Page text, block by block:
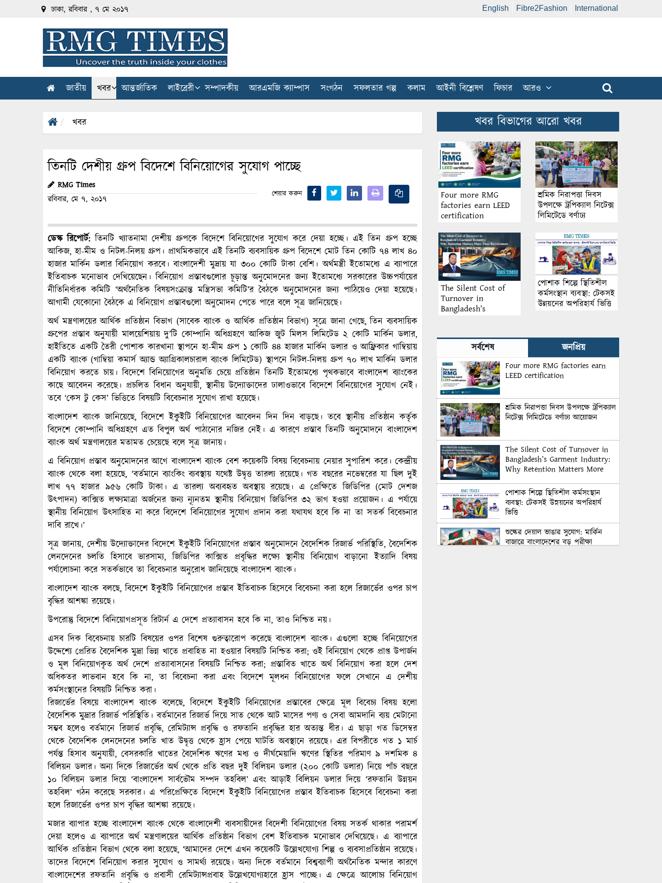
ঢাকা, রবিবার , ৭ মে ২০১৭ English Fibre2Fashion International
জাতীয় খবর আন্তর্জাতিক লাইব্রেরী সম্পাদকীয় আরএমজি ক্যাম্পাস সংগঠন সফলতার গল্প কলাম আইনী বিশ্লেষণ ফিচার আরও
খবর
তিনটি দেশীয় গ্রুপ বিদেশে বিনিয়োগের সুযোগ পাচ্ছে
RMG Times
রবিবার, মে ৭, ২০১৭
শেয়ার করুন
ডেস্ক রিপোর্ট: তিনটি খ্যাতনামা দেশীয় গ্রুপকে বিদেশে বিনিয়োগের সুযোগ করে দেয়া হচ্ছে। এই তিন গ্রুপ হচ্ছে
আকিজ, হা-মীম ও নিটল-নিলয় গ্রুপ। প্রাথমিকভাবে এই তিনটি ব্যবসায়িক গ্রুপ বিদেশে মোট তিন কোটি ৭৪ লাখ ৪০
হাজার মার্কিন ডলার বিনিয়োগ করবে। বাংলাদেশী মুদ্রায় যা ৩০০ কোটি টাকা বেশি। অর্থমন্ত্রী ইতোমধ্যে এ ব্যাপারে
ইতিবাচক মনোভাব দেখিয়েছেন। বিনিয়োগ প্রস্তাবগুলোর চূড়ান্ত অনুমোদনের জন্য ইতোমধ্যে সরকারের উচ্চপর্যায়ের
নীতিনির্ধারক কমিটি ‘অর্থনৈতিক বিষয়সংক্রান্ত মন্ত্রিসভা কমিটি’র বৈঠকে অনুমোদনের জন্য পাঠিয়েও দেয়া হয়েছে।
আগামী যেকোনো বৈঠকে এ বিনিয়োগ প্রস্তাবগুলো অনুমোদন পেতে পারে বলে সূত্র জানিয়েছে।
অর্থ মন্ত্রণালয়ের আর্থিক প্রতিষ্ঠান বিভাগ (সাবেক ব্যাংক ও আর্থিক প্রতিষ্ঠান বিভাগ) সূত্রে জানা গেছে, তিন ব্যবসায়িক
গ্রুপের প্রস্তাব অনুযায়ী মালয়েশিয়ায় দু’টি কোম্পানি অধিগ্রহণে আকিজ জুট মিলস লিমিটেড ২ কোটি মার্কিন ডলার,
হাইতিতে একটি তৈরী পোশাক কারখানা স্থাপনে হা-মীম গ্রুপ ১ কোটি ৪৪ হাজার মার্কিন ডলার ও আফ্রিকার গাম্বিয়ায়
একটি ব্যাংক (গাম্বিয়া কমার্স অ্যান্ড অ্যাগ্রিকালচারাল ব্যাংক লিমিটেড) স্থাপনে নিটল-নিলয় গ্রুপ ৭০ লাখ মার্কিন ডলার
বিনিয়োগ করতে চায়। বিদেশে বিনিয়োগের অনুমতি চেয়ে প্রতিষ্ঠান তিনটি ইতোমধ্যে পৃথকভাবে বাংলাদেশ ব্যাংকের
কাছে আবেদন করেছে। প্রচলিত বিধান অনুযায়ী, স্থানীয় উদ্যোক্তাদের ঢালাওভাবে বিদেশে বিনিয়োগের সুযোগ নেই।
তবে ‘কেস টু কেস’ ভিত্তিতে বিষয়টি বিবেচনার সুযোগ রাখা হয়েছে।
বাংলাদেশ ব্যাংক জানিয়েছে, বিদেশে ইকুইটি বিনিয়োগের আবেদন দিন দিন বাড়ছে। তবে স্থানীয় প্রতিষ্ঠান কর্তৃক
বিদেশে কোম্পানি অধিগ্রহণে এত বিপুল অর্থ পাঠানোর নজির নেই। এ কারণে প্রস্তাব তিনটি অনুমোদনে বাংলাদেশ
ব্যাংক অর্থ মন্ত্রণালয়ের মতামত চেয়েছে বলে সূত্র জানায়।
এ বিনিয়োগ প্রস্তাব অনুমোদনের আগে বাংলাদেশ ব্যাংক বেশ কয়েকটি বিষয় বিবেচনায় নেয়ার সুপারিশ করে। কেন্দ্রীয়
ব্যাংক থেকে বলা হয়েছে, ‘বর্তমানে ব্যাংকিং ব্যবস্থায় যথেষ্ট উদ্বৃত্ত তারল্য রয়েছে। গত বছরের নভেম্বরের যা ছিল দুই
লাখ ৭৭ হাজার ৯৫৬ কোটি টাকা। এ তারল্য অব্যবহৃত অবস্থায় রয়েছে। এ প্রেক্ষিতে জিডিপির (মোট দেশজ
উৎপাদন) কাক্সিত লক্ষ্যমাত্রা অর্জনের জন্য ন্যূনতম স্থানীয় বিনিয়োগ জিডিপির ৩২ ভাগ হওয়া প্রয়োজন। এ পর্যায়ে
স্থানীয় বিনিয়োগ উৎসাহিত না করে বিদেশে বিনিয়োগের সুযোগ প্রদান করা যথাযথ হবে কি না তা সতর্ক বিবেচনার
দাবি রাখে।’
সূত্র জানায়, দেশীয় উদ্যোক্তাদের বিদেশে ইকুইটি বিনিয়োগের প্রস্তাব অনুমোদনে বৈদেশিক রিজার্ভ পরিস্থিতি, বৈদেশিক
লেনদেনের চলতি হিসাবে ভারসাম্য, জিডিপির কাক্সিত প্রবৃদ্ধির লক্ষ্যে স্থানীয় বিনিয়োগ বাড়ানো ইত্যাদি বিষয়
পর্যালোচনা করে সতর্কভাবে তা বিবেচনার অনুরোধ জানিয়েছে বাংলাদেশ ব্যাংক।
বাংলাদেশ ব্যাংক বলছে, বিদেশে ইকুইটি বিনিয়োগের প্রস্তাব ইতিবাচক হিসেবে বিবেচনা করা হলে রিজার্ভের ওপর চাপ
বৃদ্ধির আশঙ্কা রয়েছে।
উপরোন্তু বিদেশে বিনিয়োগপ্রসূত রিটার্ন এ দেশে প্রত্যাবাসন হবে কি না, তাও নিশ্চিত নয়।
এসব দিক বিবেচনায় চারটি বিষয়ের ওপর বিশেষ গুরুত্বারোপ করেছে বাংলাদেশ ব্যাংক। এগুলো হচ্ছে বিনিয়োগের
উদ্দেশ্যে প্রেরিত বৈদেশিক মুদ্রা ভিন্ন খাতে প্রবাহিত না হওয়ার বিষয়টি নিশ্চিত করা; ওই বিনিয়োগ থেকে প্রাপ্ত উপার্জন
ও মূল বিনিয়োগকৃত অর্থ দেশে প্রত্যাবাসনের বিষয়টি নিশ্চিত করা; প্রস্তাবিত খাতে অর্থ বিনিয়োগ করা হলে দেশ
অধিকতর লাভবান হবে কি না, তা বিবেচনা করা এবং বিদেশে মূলধন বিনিয়োগের ফলে সেখানে এ দেশীয়
কর্মসংস্থানের বিষয়টি নিশ্চিত করা।
রিজার্ভের বিষয়ে বাংলাদেশ ব্যাংক বলেছে, বিদেশে ইকুইটি বিনিয়োগের প্রস্তাবের ক্ষেত্রে মূল বিবেচ্য বিষয় হলো
বৈদেশিক মুদ্রার রিজার্ভ পরিস্থিতি। বর্তমানের রিজার্ভ দিয়ে সাত থেকে আট মাসের পণ্য ও সেবা আমদানি ব্যয় মেটানো
সম্ভব হলেও বর্তমানে রিজার্ভ প্রবৃদ্ধি, রেমিট্যান্স প্রবৃদ্ধি ও রফতানি প্রবৃদ্ধির হার অত্যন্ত ধীর। এ ছাড়া গত ডিসেম্বর
থেকে বৈদেশিক লেনদেনের চলতি খাত উদ্বৃত্ত থেকে হ্রাস পেয়ে ঘাটতি অবস্থানে রয়েছে। এর বিপরীতে গত ১ মার্চ
পর্যন্ত হিসাব অনুযায়ী, বেসরকারি খাতের বৈদেশিক ঋণের মধ্য ও দীর্ঘমেয়াদি ঋণের স্থিতির পরিমাণ ৯ দশমিক ৪
বিলিয়ন ডলার। অন্য দিকে রিজার্ভের অর্থ থেকে প্রতি বছর দুই বিলিয়ন ডলার (২০০ কোটি ডলার) নিয়ে পাঁচ বছরে
১০ বিলিয়ন ডলার দিয়ে ‘বাংলাদেশ সার্বভৌম সম্পদ তহবিল’ এবং আড়াই বিলিয়ন ডলার দিয়ে ‘রফতানি উন্নয়ন
তহবিল’ গঠন করেছে সরকার। এ পরিপ্রেক্ষিতে বিদেশে ইকুইটি বিনিয়োগের প্রস্তাব ইতিবাচক হিসেবে বিবেচনা করা
হলে রিজার্ভের ওপর চাপ বৃদ্ধির আশঙ্কা রয়েছে।
মজার ব্যাপার হচ্ছে বাংলাদেশ ব্যাংক থেকে বাংলাদেশী ব্যবসায়ীদের বিদেশী বিনিয়োগের বিষয় সতর্ক থাকার পরামর্শ
দেয়া হলেও এ ব্যাপারে অর্থ মন্ত্রণালয়ের আর্থিক প্রতিষ্ঠান বিভাগ বেশ ইতিবাচক মনোভাব দেখিয়েছে। এ ব্যাপারে
আর্থিক প্রতিষ্ঠান বিভাগ থেকে বলা হয়েছে, ‘আমাদের দেশে এখন কয়েকটি উল্লেখযোগ্য শিল্প ও ব্যবসাপ্রতিষ্ঠান রয়েছে।
তাদের বিদেশে বিনিয়োগ করার সুযোগ ও সামর্থ্য রয়েছে। অন্য দিকে বর্তমানে বিশ্বব্যাপী অর্থনৈতিক মন্দার কারণে
বাংলাদেশের রফতানি প্রবৃদ্ধি ও প্রবাসী রেমিট্যান্সপ্রবাহ উল্লেখযোগ্যহারে হ্রাস পাচ্ছে। এ ক্ষেত্রে আলোচ্য বিনিয়োগ
খবর বিভাগের আরো খবর
Four more RMG
factories earn LEED
certification
শ্রমিক নিরাপত্তা দিবস
উপলক্ষে ট্রপিক্যাল নিটেক্স
লিমিটেডে বর্ণাঢ্য
The Silent Cost of
Turnover in
Bangladesh’s
Matters More Than
Recruitment
পোশাক শিল্পে স্থিতিশীল
কর্মসংস্থান ব্যবস্থা: টেকসই
উন্নয়নের অপরিহার্য ভিত্তি
সর্বশেষ জনপ্রিয়
Four more RMG factories earn
LEED certification
শ্রমিক নিরাপত্তা দিবস উপলক্ষে ট্রপিক্যাল
নিটেক্স লিমিটেডে বর্ণাঢ্য আয়োজন
The Silent Cost of Turnover in
Bangladesh’s Garment Industry:
Why Retention Matters More
পোশাক শিল্পে স্থিতিশীল কর্মসংস্থান
ব্যবস্থা: টেকসই উন্নয়নের অপরিহার্য
ভিত্তি
শুল্কের দেয়াল ভাঙার সুযোগ: মার্কিন
বাজারে বাংলাদেশের বড় পরীক্ষা